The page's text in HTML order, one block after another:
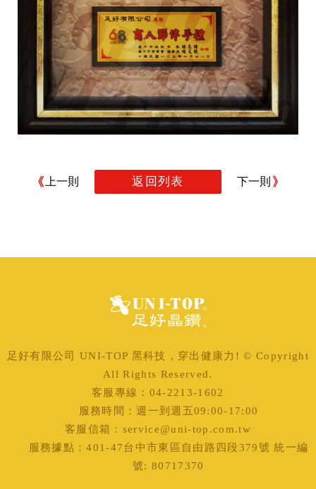
上一則 返回列表 下一則
足好有限公司 UNI-TOP 黑科技，穿出健康力! © Copyright
All Rights Reserved.
客服專線：04-2213-1602
服務時間：週一到週五09:00-17:00
客服信箱：service@uni-top.com.tw
服務據點：401-47台中市東區自由路四段379號 統一編
號: 80717370